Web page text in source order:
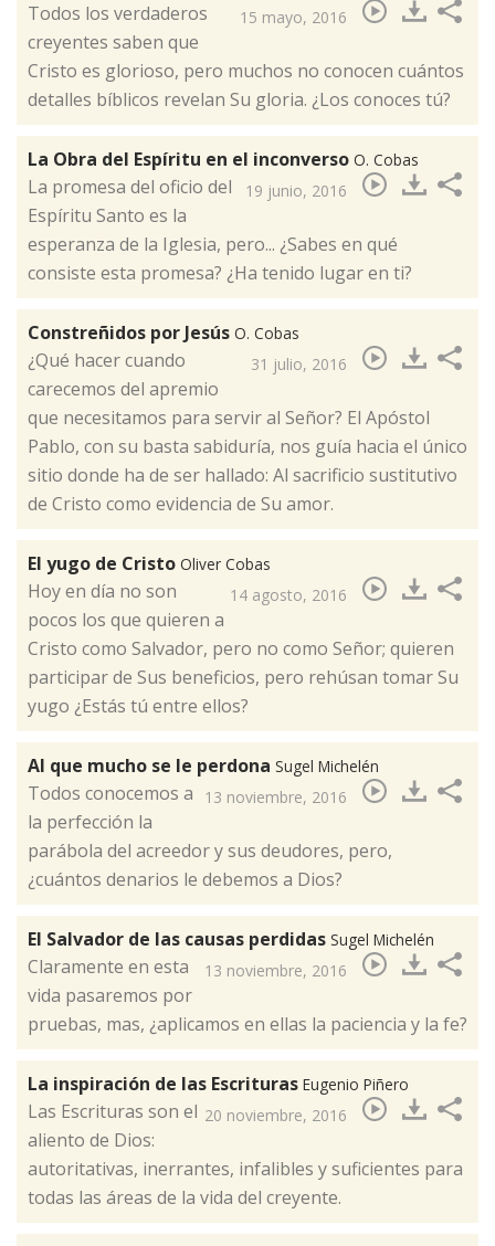
15 mayo, 2016
Todos los verdaderos
creyentes saben que
Cristo es glorioso,​ pero muchos no conocen cuántos
detalles bíblicos revelan Su gloria. ¿Los conoces tú?
La Obra del Espíritu en el inconverso O. Cobas
19 junio, 2016
La promesa del oficio del
Espíritu Santo es la
esperanza de la Iglesia, pero... ¿Sabes en qué
consiste esta promesa? ¿Ha tenido lugar en ti? ​
Constreñidos por Jesús O. Cobas
31 julio, 2016
¿Qué hacer cuando
carecemos del apremio
que necesitamos para servir al Señor? El Apóstol
Pablo, con su basta sabiduría, nos guía hacia el único
sitio donde ha de ser hallado: Al sacrificio sustitutivo
de Cristo como evidencia de Su amor​.
El yugo de Cristo Oliver Cobas
14 agosto, 2016
​Hoy en día no son
pocos los que quieren a
Cristo como Salvador, pero no como Señor; quieren
participar de Sus beneficios, pero rehúsan tomar Su
yugo ¿Estás tú entre ellos?
Al que mucho se le perdona Sugel Michelén
13 noviembre, 2016
Todos conocemos a
la perfección la
parábola del acreedor y sus deudores, pero,
¿cuántos denarios le debemos a Dios?​
El Salvador de las causas perdidas Sugel Michelén
13 noviembre, 2016
Claramente en esta
vida pasaremos por
pruebas, mas, ¿aplicamos en ellas la paciencia y la fe?​
La inspiración de las Escrituras Eugenio Piñero
20 noviembre, 2016
Las Escrituras son el
aliento de Dios:
autoritativas, inerrantes, infalibles y suficientes para
todas las áreas de la vida del creyente.​